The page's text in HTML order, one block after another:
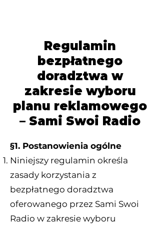
Regulamin
bezpłatnego
doradztwa w
zakresie wyboru
planu reklamowego
– Sami Swoi Radio
§1. Postanowienia ogólne
Niniejszy regulamin określa
zasady korzystania z
bezpłatnego doradztwa
oferowanego przez Sami Swoi
Radio w zakresie wyboru